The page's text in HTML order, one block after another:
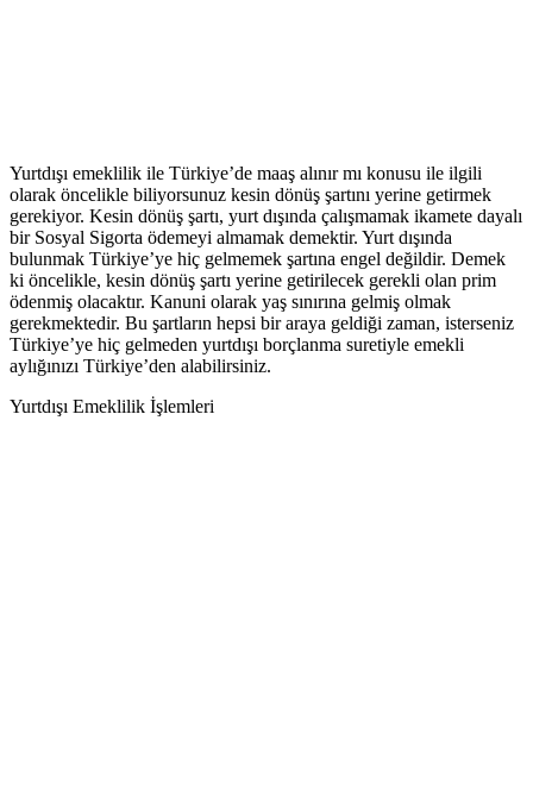
Yurtdışı emeklilik ile Türkiye’de maaş alınır mı konusu ile ilgili
olarak öncelikle biliyorsunuz kesin dönüş şartını yerine getirmek
gerekiyor. Kesin dönüş şartı, yurt dışında çalışmamak ikamete dayalı
bir Sosyal Sigorta ödemeyi almamak demektir. Yurt dışında
bulunmak Türkiye’ye hiç gelmemek şartına engel değildir. Demek
ki öncelikle, kesin dönüş şartı yerine getirilecek gerekli olan prim
ödenmiş olacaktır. Kanuni olarak yaş sınırına gelmiş olmak
gerekmektedir. Bu şartların hepsi bir araya geldiği zaman, isterseniz
Türkiye’ye hiç gelmeden yurtdışı borçlanma suretiyle emekli
aylığınızı Türkiye’den alabilirsiniz.
Yurtdışı Emeklilik İşlemleri